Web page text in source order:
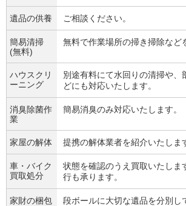
遺品の供養 ご相談ください。
簡易清掃
(無料)
無料で作業場所の掃き掃除など
ハウスクリ
ーニング
別途有料にて水回りの清掃や、
どにも対応いたします。
消臭除菌作
業
簡易消臭のみ対応いたします。
家屋の解体 提携の解体業者を紹介いたしま
車・バイク
買取処分
状態を確認のうえ買取いたしま
行も承ります。
家財の梱包 段ボールに大切な遺品を分別し